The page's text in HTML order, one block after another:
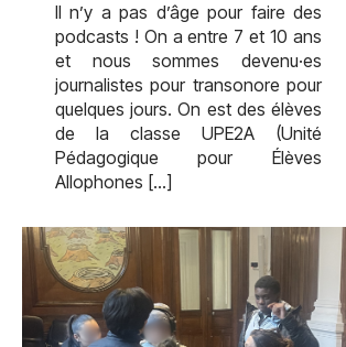
Il n’y a pas d’âge pour faire des
podcasts ! On a entre 7 et 10 ans
et nous sommes devenu·es
journalistes pour transonore pour
quelques jours. On est des élèves
de la classe UPE2A (Unité
Pédagogique pour Élèves
Allophones […]